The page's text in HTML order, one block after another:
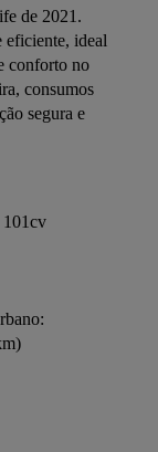
de 2021.
ideal
conforto no
consumos
segura e